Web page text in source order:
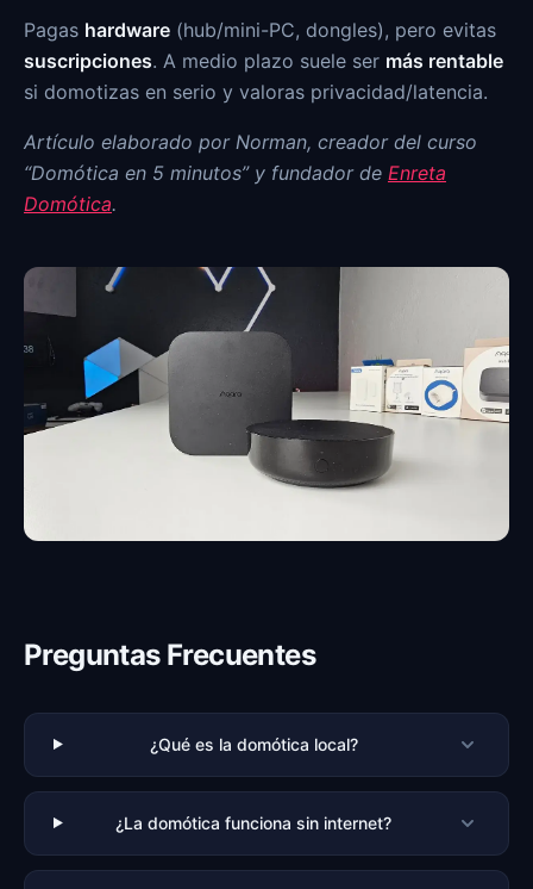
Pagas hardware (hub/mini-PC, dongles), pero evitas
suscripciones. A medio plazo suele ser más rentable
si domotizas en serio y valoras privacidad/latencia.
Artículo elaborado por Norman, creador del curso
“Domótica en 5 minutos” y fundador de Enreta
Domótica.
Preguntas Frecuentes
¿Qué es la domótica local?
¿La domótica funciona sin internet?